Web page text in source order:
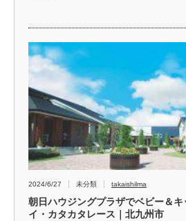
2024/6/27 未分類 takaishilma
朝日ハウジングプラザでベビー＆
イ・カタカタレース｜北九州市